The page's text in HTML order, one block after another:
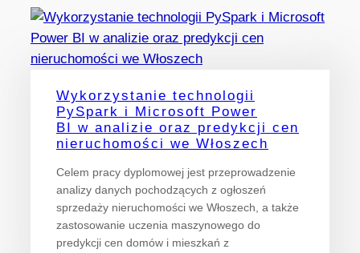
Wykorzystanie technologii
PySpark i Microsoft Power
BI w analizie oraz predykcji cen
nieruchomości we Włoszech
Celem pracy dyplomowej jest przeprowadzenie
analizy danych pochodzących z ogłoszeń
sprzedaży nieruchomości we Włoszech, a także
zastosowanie uczenia maszynowego do
predykcji cen domów i mieszkań z